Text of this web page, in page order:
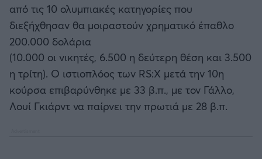
Αστέρας Τρίπολης
Παναιτωλικός
Καλαμάτα
Ηρακλής
από τις 10 ολυμπιακές κατηγορίες που
διεξήχθησαν θα μοιραστούν χρηματικό έπαθλο
200.000 δολάρια
(10.000 οι νικητές, 6.500 η δεύτερη θέση και 3.500
η τρίτη). Ο ιστιοπλόος των RS:Χ μετά την 10η
κούρσα επιβαρύνθηκε με 33 β.π., με τον Γάλλο,
Λουί Γκιάρντ να παίρνει την πρωτιά με 28 β.π.